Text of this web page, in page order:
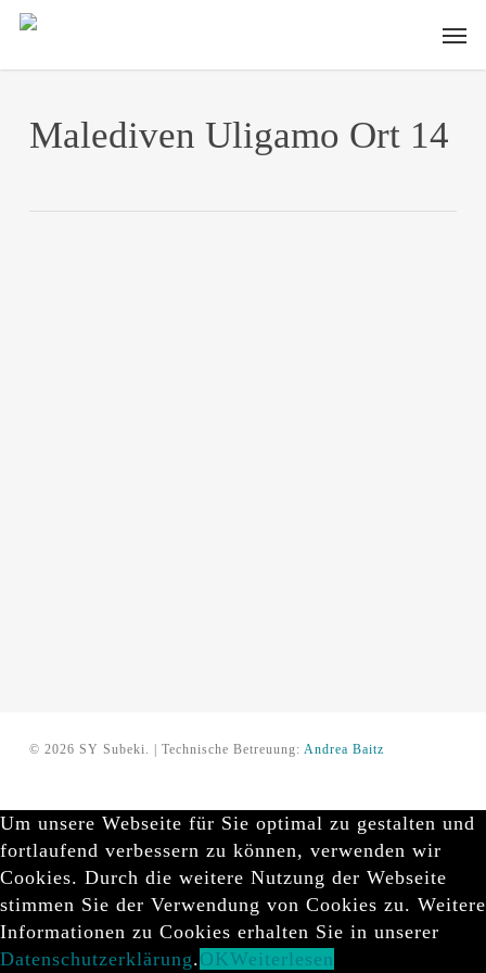
Skip
main
Malediven Uligamo Ort 14
© 2026 SY Subeki. | Technische Betreuung: Andrea Baitz
Um unsere Webseite für Sie optimal zu gestalten und
fortlaufend verbessern zu können, verwenden wir
Cookies. Durch die weitere Nutzung der Webseite
stimmen Sie der Verwendung von Cookies zu. Weitere
Informationen zu Cookies erhalten Sie in unserer
Datenschutzerklärung.OKWeiterlesen